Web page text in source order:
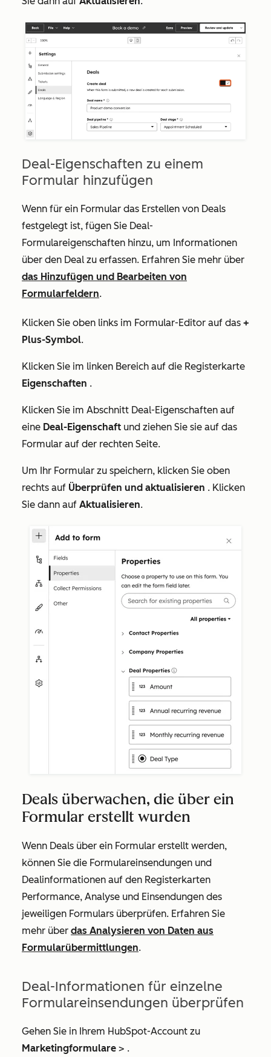
Deal-Eigenschaften zu einem
Formular hinzufügen
Wenn für ein Formular das Erstellen von Deals
festgelegt ist, fügen Sie Deal-
Formulareigenschaften hinzu, um Informationen
über den Deal zu erfassen. Erfahren Sie mehr über
das Hinzufügen und Bearbeiten von
Formularfeldern.
Klicken Sie oben links im Formular-Editor auf das +
Plus-Symbol.
Klicken Sie im linken Bereich auf die Registerkarte
Eigenschaften .
Klicken Sie im Abschnitt Deal-Eigenschaften auf
eine Deal-Eigenschaft und ziehen Sie sie auf das
Formular auf der rechten Seite.
Um Ihr Formular zu speichern, klicken Sie oben
rechts auf Überprüfen und aktualisieren . Klicken
Sie dann auf Aktualisieren.
Deals überwachen, die über ein
Formular erstellt wurden
Wenn Deals über ein Formular erstellt werden,
können Sie die Formulareinsendungen und
Dealinformationen auf den Registerkarten
Performance, Analyse und Einsendungen des
jeweiligen Formulars überprüfen. Erfahren Sie
mehr über das Analysieren von Daten aus
Formularübermittlungen.
Deal-Informationen für einzelne
Formulareinsendungen überprüfen
Gehen Sie in Ihrem HubSpot-Account zu
Marketingformulare > .